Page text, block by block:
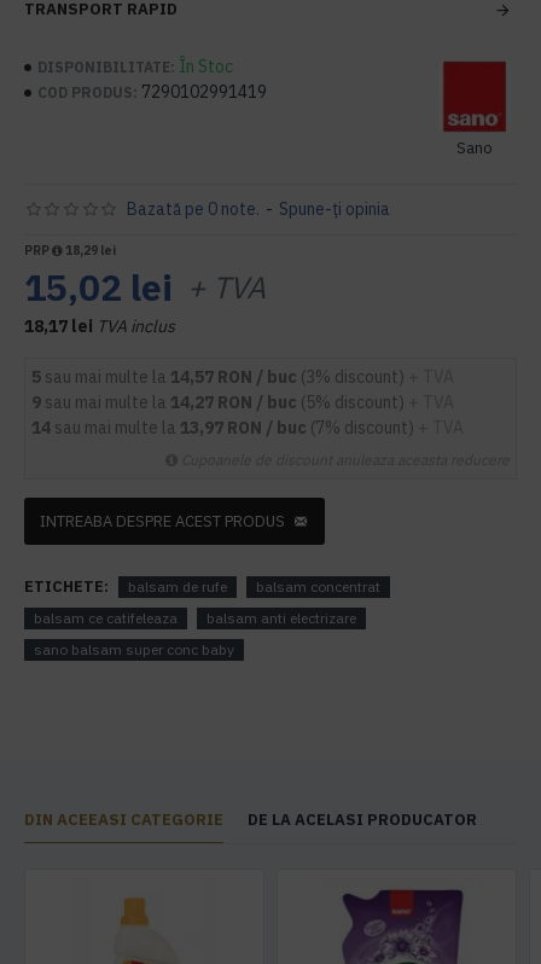
TRANSPORT RAPID
DISPONIBILITATE: În Stoc
COD PRODUS: 7290102991419
Sano
Bazată pe 0 note. - Spune-ţi opinia
PRP 18,29 lei
15,02 lei + TVA
18,17 lei TVA inclus
5 sau mai multe la 14,57 RON / buc (3% discount)
9 sau mai multe la 14,27 RON / buc (5% discount)
14 sau mai multe la 13,97 RON / buc (7% discount)
INTREABA DESPRE ACEST PRODUS
ETICHETE: balsam de rufe
balsam concentrat
balsam ce catifeleaza
balsam anti electrizare
sano balsam super conc baby
DIN ACEEASI CATEGORIE DE LA ACELASI PRODUCATOR